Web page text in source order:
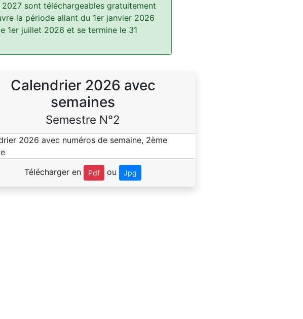
sont téléchargeables gratuitement
la période allant du 1er janvier 2026
1er juillet 2026 et se termine le 31
Calendrier 2026 avec
semaines
Semestre N°2
Télécharger en Pdf ou Jpg